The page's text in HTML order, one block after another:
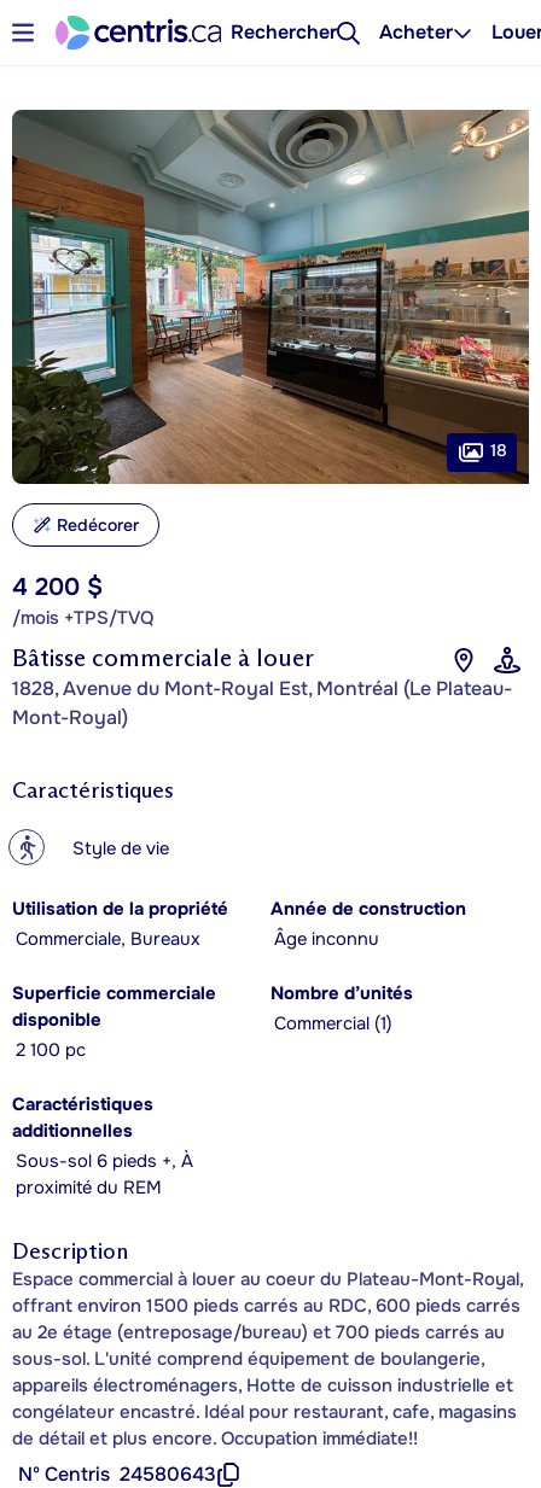
Rechercher Acheter
Bâtisse commerciale à louer
1828, Avenue du Mont-Royal Est, Montréal (Le Plateau-
Mont-Royal)
4 200 $
/mois +TPS/TVQ
18
Redécorer
Caractéristiques
? Style de vie
Utilisation de la propriété
Commerciale, Bureaux
Année de construction
Âge inconnu
Superficie commerciale
disponible
2 100 pc
Nombre d’unités
Commercial (1)
Caractéristiques
additionnelles
Sous-sol 6 pieds +, À
proximité du REM
Description
Espace commercial à louer au coeur du Plateau-Mont-Royal,
offrant environ 1500 pieds carrés au RDC, 600 pieds carrés
au 2e étage (entreposage/bureau) et 700 pieds carrés au
sous-sol. L'unité comprend équipement de boulangerie,
appareils électroménagers, Hotte de cuisson industrielle et
congélateur encastré. Idéal pour restaurant, cafe, magasins
de détail et plus encore. Occupation immédiate!!
Nº Centris 24580643